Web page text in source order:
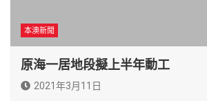
本澳新聞
原海一居地段擬上半年動工
2021年3月11日